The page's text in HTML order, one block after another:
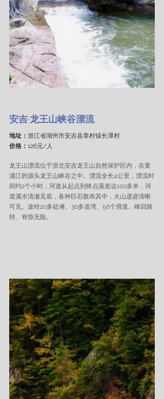
安吉·龙王山峡谷漂流
地址： 浙江省湖州市安吉县章村镇长潭村
价格： 126元/人
龙王山漂流位于浙北安吉龙王山自然保护区内，在黄
浦江的源头龙王山峡谷之中。漂流全长4公里，漂流时
间约2个小时，河道从起点到终点落差达100多米，河
道溪水清澈见底，各种巨石散布其中，火山遗迹清晰
可见。途经20多处滩、30多道湾、56个滑道、峰回路
转、有惊无险。